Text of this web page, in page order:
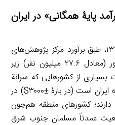
پایۀ همگانی» در ایران
قبل از بحران کرونا و در سال ۱۳۹۸، طبق برآورد مرکز پژوهش‌های
مجلس، یک سوم جمعیت کشور (معادل ۲۷.۶ میلیون نفر) زیر
از کشورهایی که سرانة
تولید ناخالص داخلی آن‌ها مشابه ایران است (در بازۀ ±۳۰۰۰$) در
دارند؛ کشورهای منطقه هم‌چون
عمدتاً مسلمان جنوب شرق